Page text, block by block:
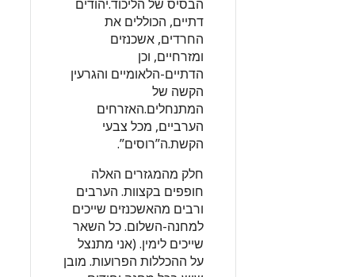
הבסיס של הליכוד.יהודים
דתיים, הכוללים את
החרדים, אשכנזים
ומזרחיים, וכן
הדתיים-הלאומיים והגרעין
הקשה של
המתנחלים.האזרחים
הערביים, מכל צבעי
הקשת.ה”רוסים”.
חלק מהמגזרים האלה
חופפים בקצוות. הערבים
ורבים מהאשכנזים שייכים
למחנה-השלום. כל השאר
שייכים לימין. (אני מתנצל
על ההכללות הפרועות. מובן